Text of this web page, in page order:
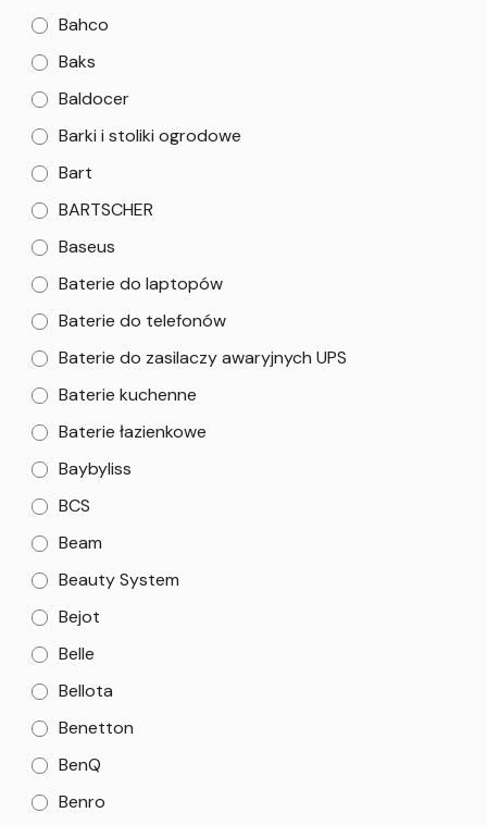
Bahco
Baks
Baldocer
Barki i stoliki ogrodowe
Bart
BARTSCHER
Baseus
Baterie do laptopów
Baterie do telefonów
Baterie do zasilaczy awaryjnych UPS
Baterie kuchenne
Baterie łazienkowe
Baybyliss
BCS
Beam
Beauty System
Bejot
Belle
Bellota
Benetton
BenQ
Benro